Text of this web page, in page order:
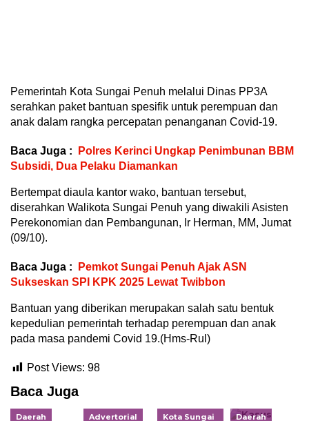
Pemerintah Kota Sungai Penuh melalui Dinas PP3A
serahkan paket bantuan spesifik untuk perempuan dan
anak dalam rangka percepatan penanganan Covid-19.
Baca Juga :
Polres Kerinci Ungkap Penimbunan BBM
Subsidi, Dua Pelaku Diamankan
Bertempat diaula kantor wako, bantuan tersebut,
diserahkan Walikota Sungai Penuh yang diwakili Asisten
Perekonomian dan Pembangunan, Ir Herman, MM, Jumat
(09/10).
Baca Juga :
Pemkot Sungai Penuh Ajak ASN
Sukseskan SPI KPK 2025 Lewat Twibbon
Bantuan yang diberikan merupakan salah satu bentuk
kepedulian pemerintah terhadap perempuan dan anak
pada masa pandemi Covid 19.(Hms-Rul)
Post Views: 98
Baca Juga
Daerah Advertorial Kota Sungai Daerah